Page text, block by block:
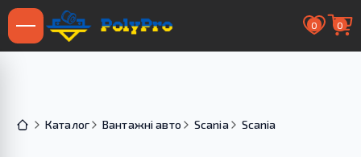
0 0
Каталог Вантажні авто Scania Scania